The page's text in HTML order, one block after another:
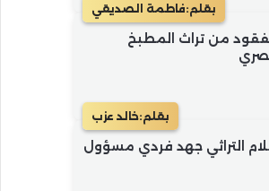
بقلم:فاطمة الصديقي
من تراث المطبخ
بقلم:خالد عزب
التراثي جهد فردي مسؤول